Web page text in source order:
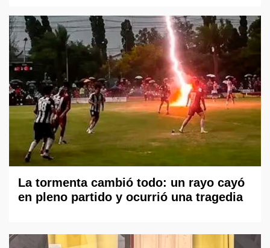
La tormenta cambió todo: un rayo cayó
en pleno partido y ocurrió una tragedia